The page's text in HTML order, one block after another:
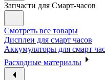
Запчасти для Смарт-часов
Смотреть все товары
Дисплеи для смарт часов
Аккумуляторы для смарт
Расходные материалы